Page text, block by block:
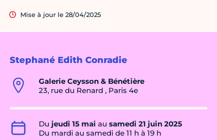
Stephané Edith Conradie
Galerie Ceysson & Bénétière
23, rue du Renard , Paris 4e
Du jeudi 15 mai au samedi 21 juin 2025
Du mardi au samedi de 11 h à 19 h
Mise à jour le 28/04/2025